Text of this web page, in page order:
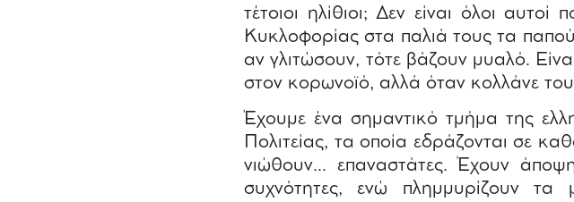
τέτοιοι ηλίθιοι; Δεν είναι όλοι
Κυκλοφορίας στα παλιά τους τα
αν γλιτώσουν, τότε βάζουν μυαλό.
στον κορωνοϊό, αλλά όταν κολλάνε
Έχουμε ένα σημαντικό τμήμα της
Πολιτείας, τα οποία εδράζονται σε
νιώθουν… επαναστάτες. Έχουν
συχνότητες, ενώ πλημμυρίζουν τα